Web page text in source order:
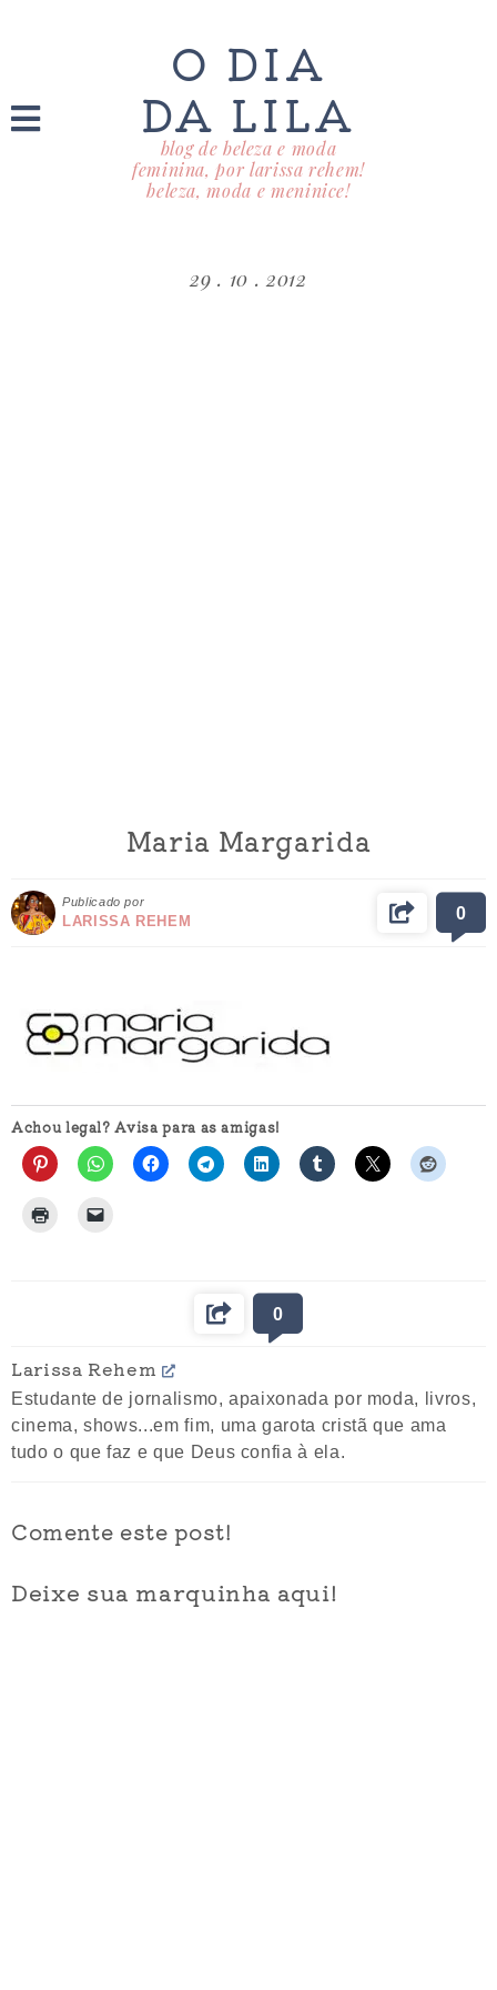
O DIA
DA LILA
blog de beleza e moda
feminina, por larissa rehem!
beleza, moda e meninice!
29 . 10 . 2012
Maria Margarida
Publicado por
LARISSA REHEM 0
Achou legal? Avisa para as amigas!
0
Larissa Rehem
Estudante de jornalismo, apaixonada por moda, livros,
cinema, shows...em fim, uma garota cristã que ama
tudo o que faz e que Deus confia à ela.
Comente este post!
Deixe sua marquinha aqui!